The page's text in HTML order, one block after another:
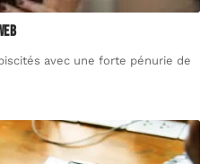
avec une forte pénurie de